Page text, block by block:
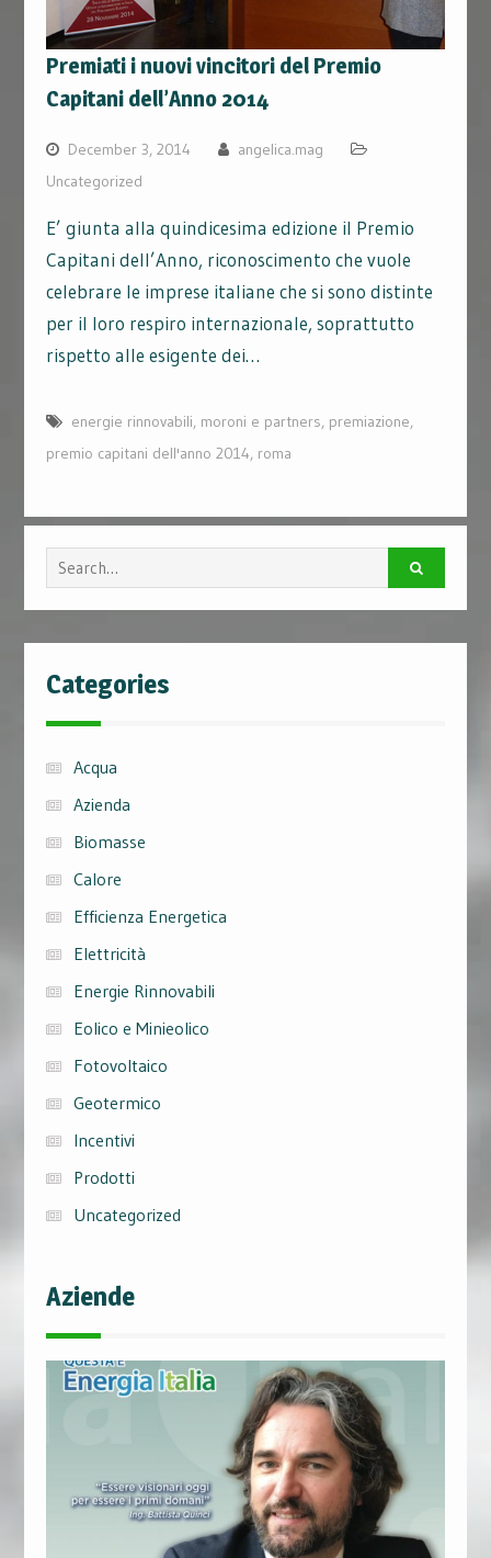
Premiati i nuovi vincitori del Premio
Capitani dell’Anno 2014
December 3, 2014
angelica.mag
Uncategorized
E’ giunta alla quindicesima edizione il Premio
Capitani dell’Anno, riconoscimento che vuole
celebrare le imprese italiane che si sono distinte
per il loro respiro internazionale, soprattutto
rispetto alle esigente dei…
energie rinnovabili, moroni e partners, premiazione,
premio capitani dell'anno 2014, roma
Search
for:
Categories
Acqua
Azienda
Biomasse
Calore
Efficienza Energetica
Elettricità
Energie Rinnovabili
Eolico e Minieolico
Fotovoltaico
Geotermico
Incentivi
Prodotti
Uncategorized
Aziende